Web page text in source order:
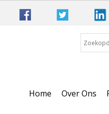
Home Over Ons